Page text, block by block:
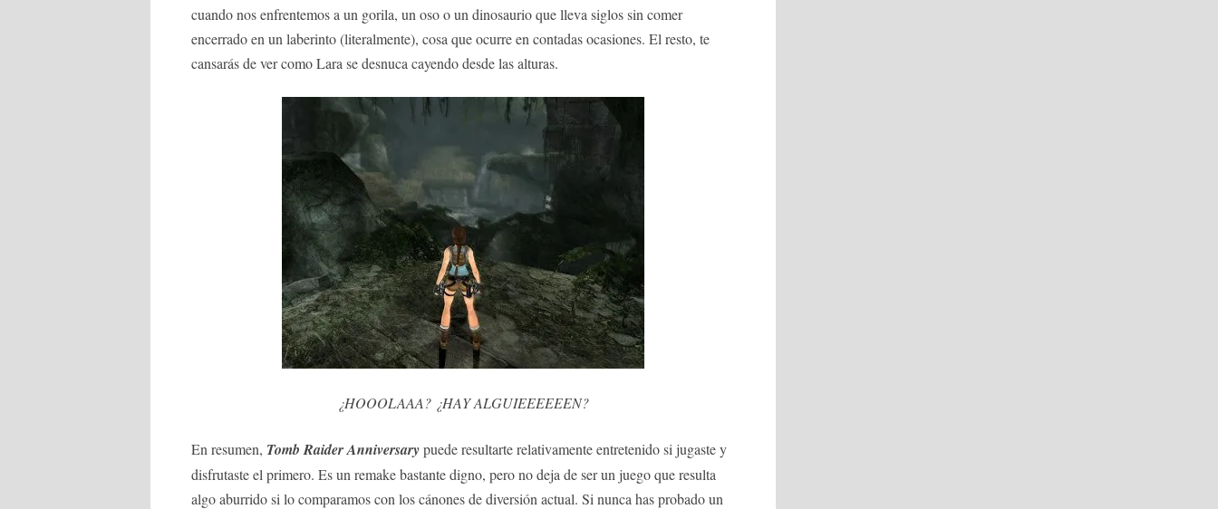
cuando nos enfrentemos a un gorila, un oso o un dinosaurio que lleva siglos sin comer
encerrado en un laberinto (literalmente), cosa que ocurre en contadas ocasiones. El resto, te
cansarás de ver como Lara se desnuca cayendo desde las alturas.
¿HOOOLAAA? ¿HAY ALGUIEEEEEEN?
En resumen, Tomb Raider Anniversarypuede resultarte relativamente entretenido si jugaste y
disfrutaste el primero. Es un remake bastante digno, pero no deja de ser un juego que resulta
algo aburrido si lo comparamos con los cánones de diversión actual. Si nunca has probado un